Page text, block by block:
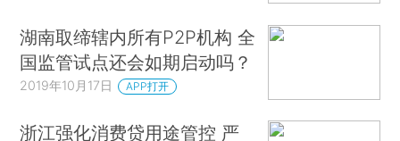
湖南取缔辖内所有P2P机构 全
国监管试点还会如期启动吗？
2019年10月17日 APP打开
浙江强化消费贷用途管控 严